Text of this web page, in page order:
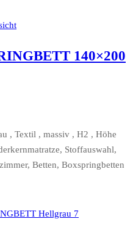
140×200
, Textil , massiv , H2 , Höhe
Stoffauswahl,
Betten, Boxspringbetten